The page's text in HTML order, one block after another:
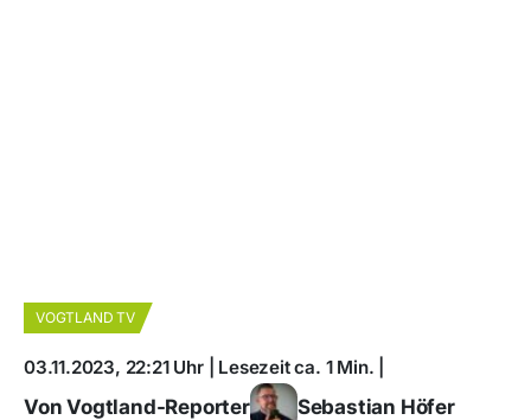
VOGTLAND TV
03.11.2023, 22:21 Uhr | Lesezeit ca. 1 Min. |
Von Vogtland-Reporter Sebastian Höfer